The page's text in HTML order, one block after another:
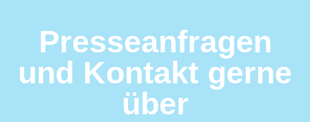
Presseanfragen
und Kontakt gerne
über